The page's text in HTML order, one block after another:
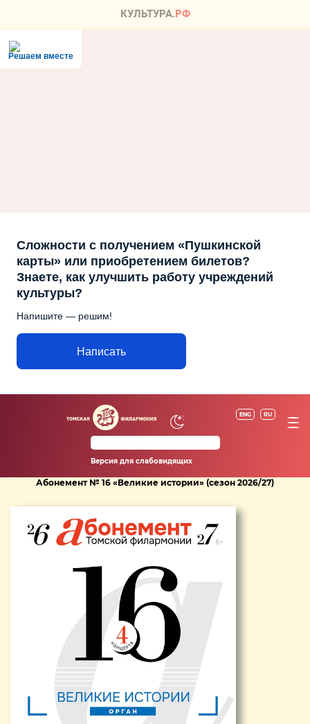
Решаем вместе
Сложности с получением «Пушкинской
карты» или приобретением билетов?
Знаете, как улучшить работу учреждений
культуры?
Напишите — решим!
Написать
ENG RU
Версия для слабовидящих
Абонемент № 16 «Великие истории» (сезон 2026/27)